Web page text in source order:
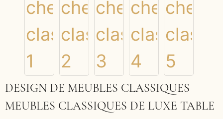
DESIGN DE MEUBLES CLASSIQUES
MEUBLES CLASSIQUES DE LUXE TABLE